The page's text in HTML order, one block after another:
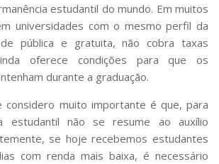
estudantil do mundo. Em muitos
universidades com o mesmo perfil da
pública e gratuita, não cobra taxas
oferece condições para que os
durante a graduação.
considero muito importante é que, para
estudantil não se resume ao auxílio
se hoje recebemos estudantes
com renda mais baixa, é necessário